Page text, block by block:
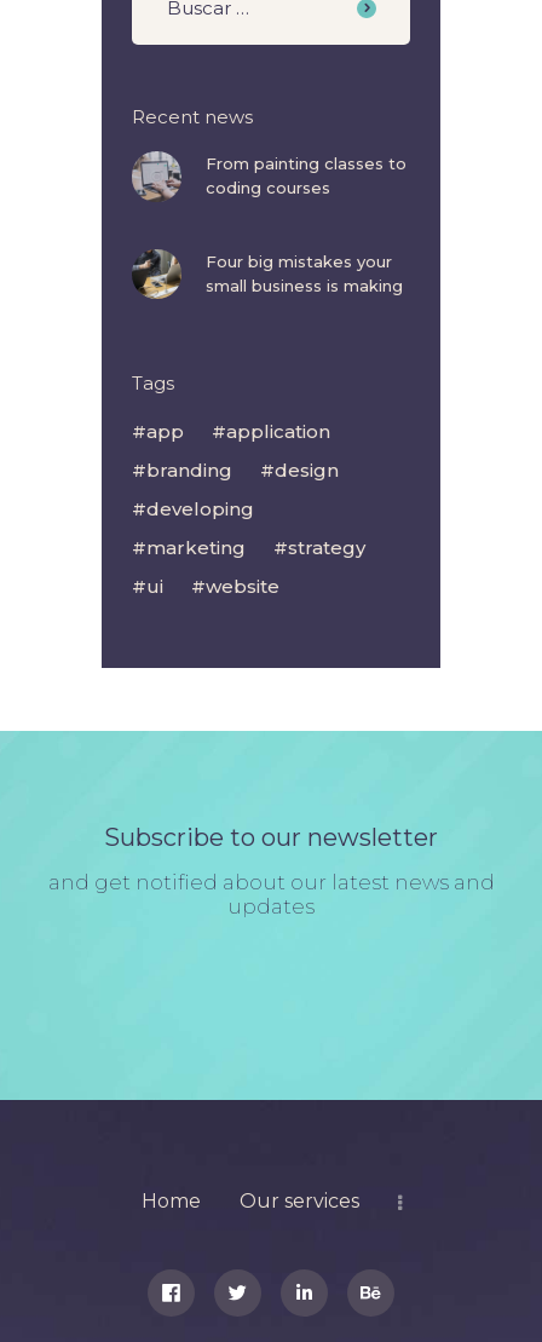
Recent news
From painting classes to
coding courses
Four big mistakes your
small business is making
Tags
app
application
branding
design
developing
marketing
strategy
ui
website
Subscribe to our newsletter
and get notified about our latest news and
updates
Home Our services